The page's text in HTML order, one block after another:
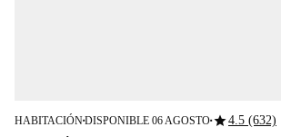
HABITACIÓN■DISPONIBLE 06 AGOSTO■star4.5 (632)